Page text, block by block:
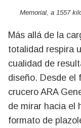
Memorial, a 1557
Más allá de la
totalidad respira
cualidad de
diseño. Desde el
crucero ARA
de mirar hacia el
formato de